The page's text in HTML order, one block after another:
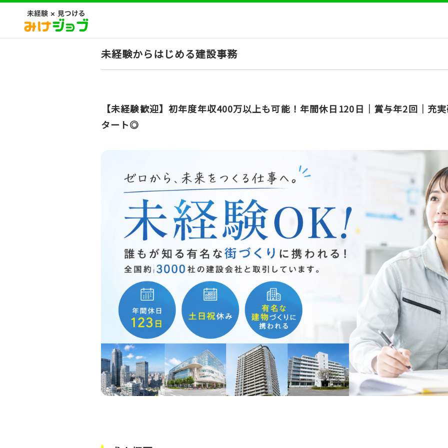
未経験からはじめる建設事務
【未経験歓迎】初年度年収400万以上も可能！年間休日120日│賞与年2回│充
タート◎